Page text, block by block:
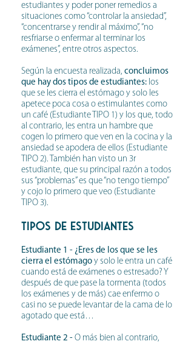
estudiantes y poder poner remedios a
situaciones como “controlar la ansiedad”,
“concentrarse y rendir al máximo”, “no
resfriarse o enfermar al terminar los
exámenes”, entre otros aspectos.
Según la encuesta realizada, concluimos
que hay dos tipos de estudiantes: los
que se les cierra el estómago y solo les
apetece poca cosa o estimulantes como
un café (Estudiante TIPO 1) y los que, todo
al contrario, les entra un hambre que
cogen lo primero que ven en la cocina y la
ansiedad se apodera de ellos (Estudiante
TIPO 2). También han visto un 3r
estudiante, que su principal razón a todos
sus “problemas” es que “no tengo tiempo”
y cojo lo primero que veo (Estudiante
TIPO 3).
TIPOS DE ESTUDIANTES
Estudiante 1 - ¿Eres de los que se les
cierra el estómago y solo le entra un café
cuando está de exámenes o estresado? Y
después de que pase la tormenta (todos
los exámenes y de más) cae enfermo o
casi no se puede levantar de la cama de lo
agotado que está…
Estudiante 2 - O más bien al contrario,